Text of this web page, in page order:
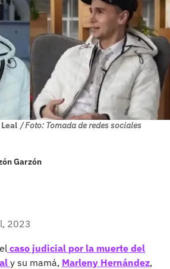
/ Foto: Tomada de redes sociales
Garzón
2023
caso judicial por la muerte del
y su mamá, Marleny Hernández,